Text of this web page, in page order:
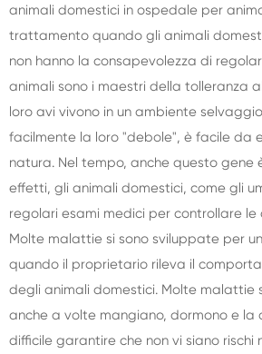
animali domestici in ospedale per
trattamento quando gli animali
non hanno la consapevolezza di
animali sono i maestri della tolleranza
loro avi vivono in un ambiente
facilmente la loro "debole", è facile da
natura. Nel tempo, anche questo gene
effetti, gli animali domestici, come gli
regolari esami medici per controllare le
Molte malattie si sono sviluppate per
quando il proprietario rileva il
degli animali domestici. Molte malattie
anche a volte mangiano, dormono e la
difficile garantire che non vi siano rischi